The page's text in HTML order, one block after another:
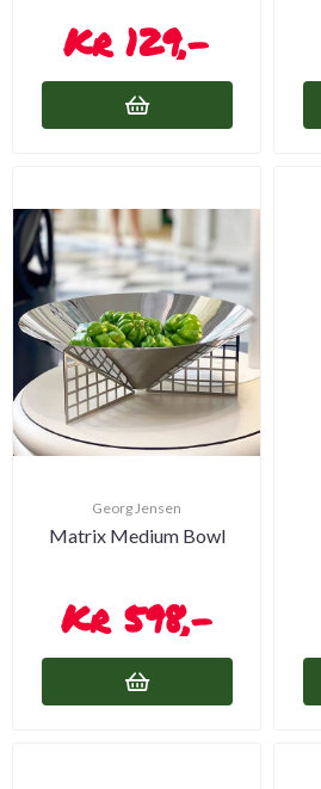
129,-
Georg Jensen
Matrix Medium Bowl
598,-